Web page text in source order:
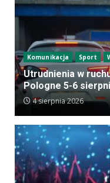
Komunikacja Sport
Utrudnienia w
Pologne 5-6
4 sierpnia 2026